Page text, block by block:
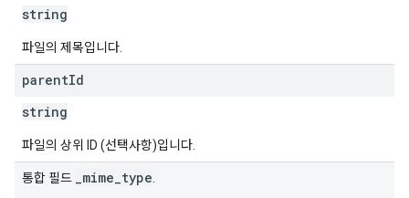
string
파일의 제목입니다.
parentId
string
파일의 상위 ID (선택사항)입니다.
통합 필드 _mime_type